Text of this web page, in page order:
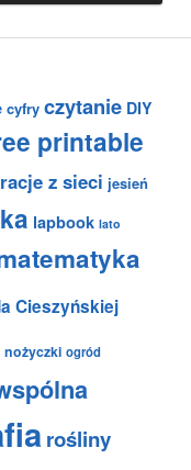
cyfry czytanie DIY
printable
z sieci jesień
lapbook lato
Cieszyńskiej
nożyczki ogród
rośliny